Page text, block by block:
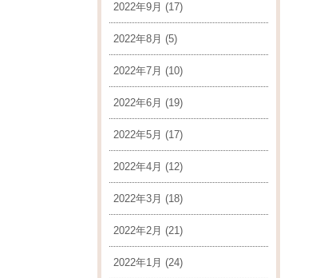
2022年9月 (17)
2022年8月 (5)
2022年7月 (10)
2022年6月 (19)
2022年5月 (17)
2022年4月 (12)
2022年3月 (18)
2022年2月 (21)
2022年1月 (24)